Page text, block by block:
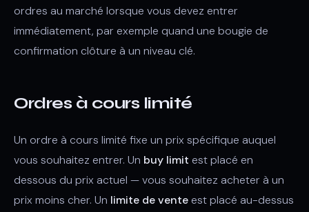
ordres au marché lorsque vous devez entrer
immédiatement, par exemple quand une bougie de
confirmation clôture à un niveau clé.
Ordres à cours limité
Un ordre à cours limité fixe un prix spécifique auquel
vous souhaitez entrer. Un buy limit est placé en
dessous du prix actuel — vous souhaitez acheter à un
prix moins cher. Un limite de vente est placé au-dessus